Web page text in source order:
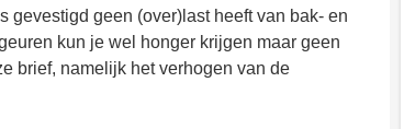
gevestigd geen (over)last heeft van bak- en
kun je wel honger krijgen maar geen
brief, namelijk het verhogen van de